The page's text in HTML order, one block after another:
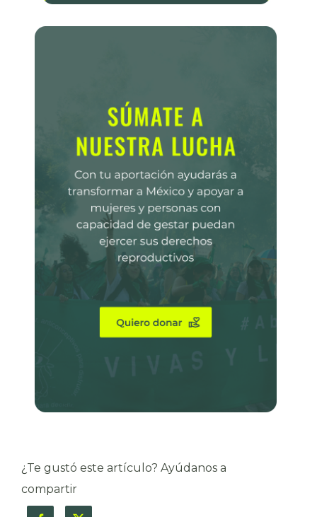
¿Te gustó este artículo? Ayúdanos a
compartir